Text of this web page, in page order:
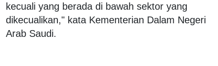
kecuali yang berada di bawah sektor yang
dikecualikan," kata Kementerian Dalam Negeri
Arab Saudi.